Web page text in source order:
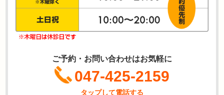
ご予約・お問い合わせはお気軽に
047-425-2159
タップして電話する